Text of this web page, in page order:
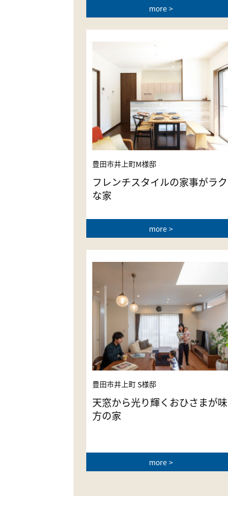
more
豊田市井上町M様邸
フレンチスタイルの家事がラク
な家
more
豊田市井上町 S様邸
天窓から光り輝くおひさまが味
方の家
more